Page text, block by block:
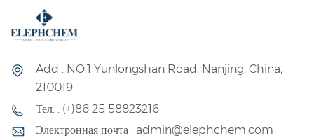
Add : NO.1 Yunlongshan Road, Nanjing, China,
210019
Тел. : (+)86 25 58823216
Электронная почта : admin@elephchem.com